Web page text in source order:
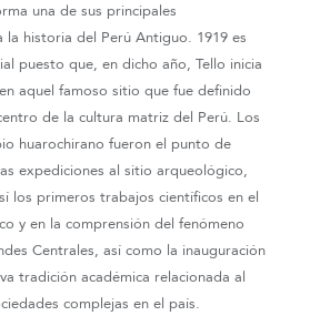
una de sus principales
la historia del Perú Antiguo. 1919 es
puesto que, en dicho año, Tello inicia
aquel famoso sitio que fue definido
de la cultura matriz del Perú. Los
huarochirano fueron el punto de
expediciones al sitio arqueológico,
los primeros trabajos científicos en el
y en la comprensión del fenómeno
Centrales, así como la inauguración
tradición académica relacionada al
complejas en el país.